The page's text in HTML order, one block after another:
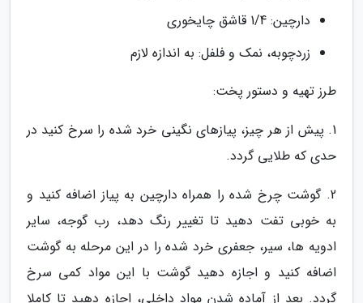
دارچین: 1/4 قاشق چایخوری
زردچوبه، نمک و فلفل: به اندازه لازم
طرز تهیه و دستور پخت:
1. پیش از هر چیز، پیازهای نگینی خرد شده را سرخ کنید در
حدی که طلایی گردد.
2. گوشت چرخ شده را همراه دارچین به پیاز اضافه کنید و
به خوبی تفت دهید تا تغییر رنگ دهد، رب گوجه، سایر
ادویه ها، سیر، جعفری خرد شده را در این مرحله به گوشت
اضافه کنید و اجازه دهید گوشت با این مواد کمی سرخ
گردد. بعد از آماده شدن مواد داخلی، اجازه دهید تا کاملا